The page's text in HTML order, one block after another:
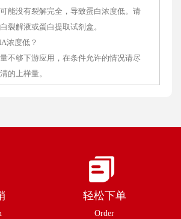
能没有裂解完全，导致蛋白浓度低。请
裂解液或蛋白提取试剂盒。
浓度低？
不够下游应用，在条件允许的情况请尽
的上样量。
轻松下单
Order